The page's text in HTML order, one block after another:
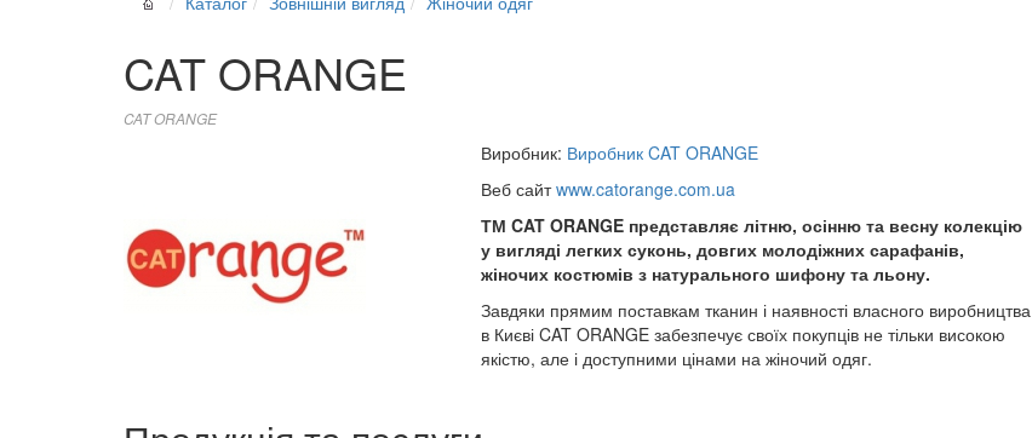
CAT ORANGE
CAT ORANGE
Виробник: Виробник CAT ORANGE
Веб сайтwww.catorange.com.ua
ТМ CAT ORANGE представляє літню, осінню та весну колекцію
у вигляді легких суконь, довгих молодіжних сарафанів,
жіночих костюмів з натурального шифону та льону.
Завдяки прямим поставкам тканин і наявності власного виробництва
в Києві CAT ORANGE забезпечує своїх покупців не тільки високою
якістю, але і доступними цінами на жіночий одяг.